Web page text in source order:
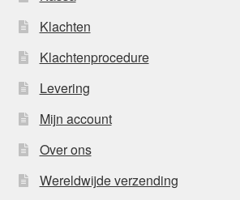
Klachten
Klachtenprocedure
Levering
Mijn account
Over ons
Wereldwijde verzending